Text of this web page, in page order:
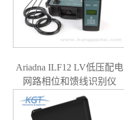
Ariadna ILF12 LV低压配电
网路相位和馈线识别仪